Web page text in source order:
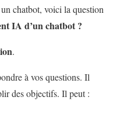
chatbot, voici la question
IA d’un chatbot ?
.
à vos questions. Il
des objectifs. Il peut :